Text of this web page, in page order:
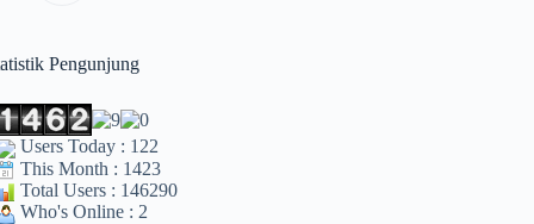
Pengunjung
Users Today : 122
This Month : 1423
Total Users : 146290
Who's Online : 2